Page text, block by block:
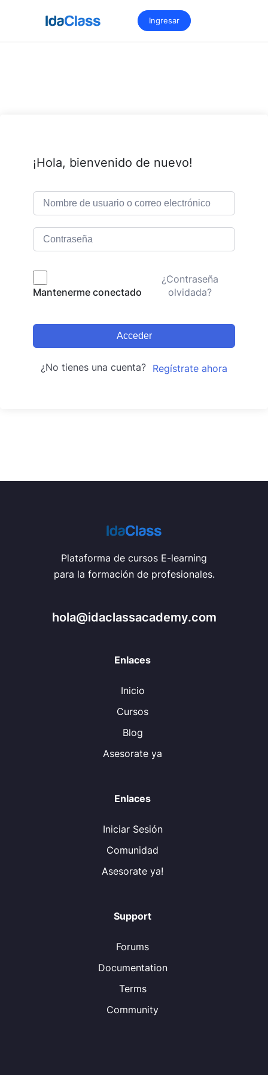
Ingresar
¡Hola, bienvenido de nuevo!
Mantenerme conectado
¿Contraseña
olvidada?
Acceder
¿No tienes una cuenta? Regístrate ahora
Plataforma de cursos E-learning
para la formación de profesionales.
hola@idaclassacademy.com
Enlaces
Inicio
Cursos
Blog
Asesorate ya
Enlaces
Iniciar Sesión
Comunidad
Asesorate ya!
Support
Forums
Documentation
Terms
Community